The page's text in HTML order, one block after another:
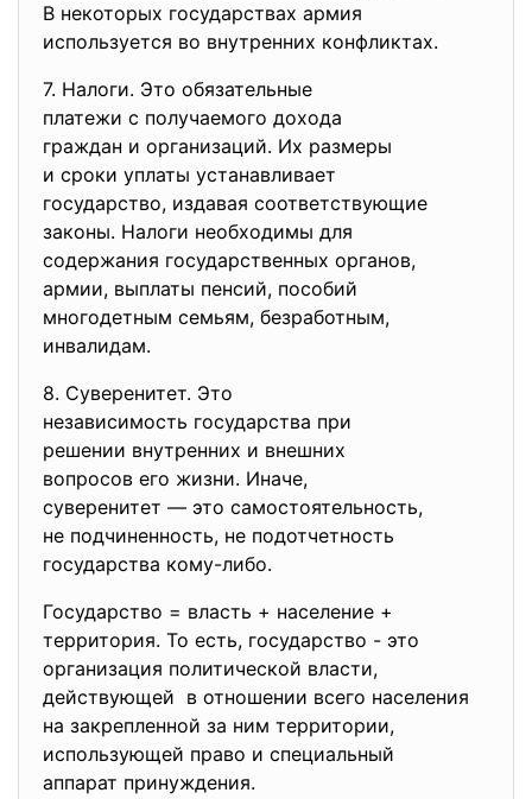
В некоторых государствах армия
используется во внутренних конфликтах.
7. Налоги. Это обязательные
платежи с получаемого дохода
граждан и организаций. Их размеры
и сроки уплаты устанавливает
государство, издавая соответствующие
законы. Налоги необходимы для
содержания государственных органов,
армии, выплаты пенсий, пособий
многодетным семьям, безработным,
инвалидам.
8. Суверенитет. Это
независимость государства при
решении внутренних и внешних
вопросов его жизни. Иначе,
суверенитет — это самостоятельность,
не подчиненность, не подотчетность
государства кому-либо.
Государство = власть + население +
территория. То есть, государство - это
организация политической власти,
действующей в отношении всего населения
на закрепленной за ним территории,
использующей право и специальный
аппарат принуждения.